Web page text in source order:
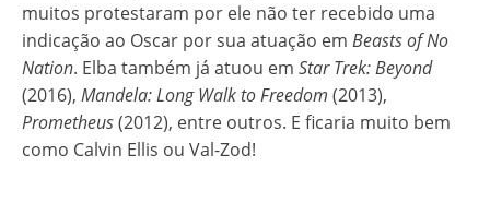
muitos protestaram por ele não ter recebido uma
indicação ao Oscar por sua atuação em Beasts of No
Nation. Elba também já atuou em Star Trek: Beyond
(2016), Mandela: Long Walk to Freedom (2013),
Prometheus(2012), entre outros. E ficaria muito bem
como Calvin Ellis ou Val-Zod!